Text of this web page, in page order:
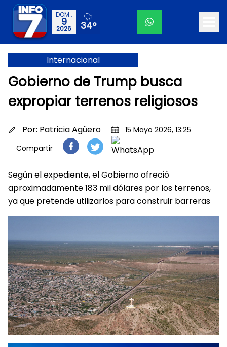
DOM.,
9
2026 34°
Internacional
Gobierno de Trump busca
expropiar terrenos religiosos
Por: Patricia Agüero
15 Mayo 2026, 13:25
Compartir
Según el expediente, el Gobierno ofreció
aproximadamente 183 mil dólares por los terrenos,
ya que pretende utilizarlos para construir barreras